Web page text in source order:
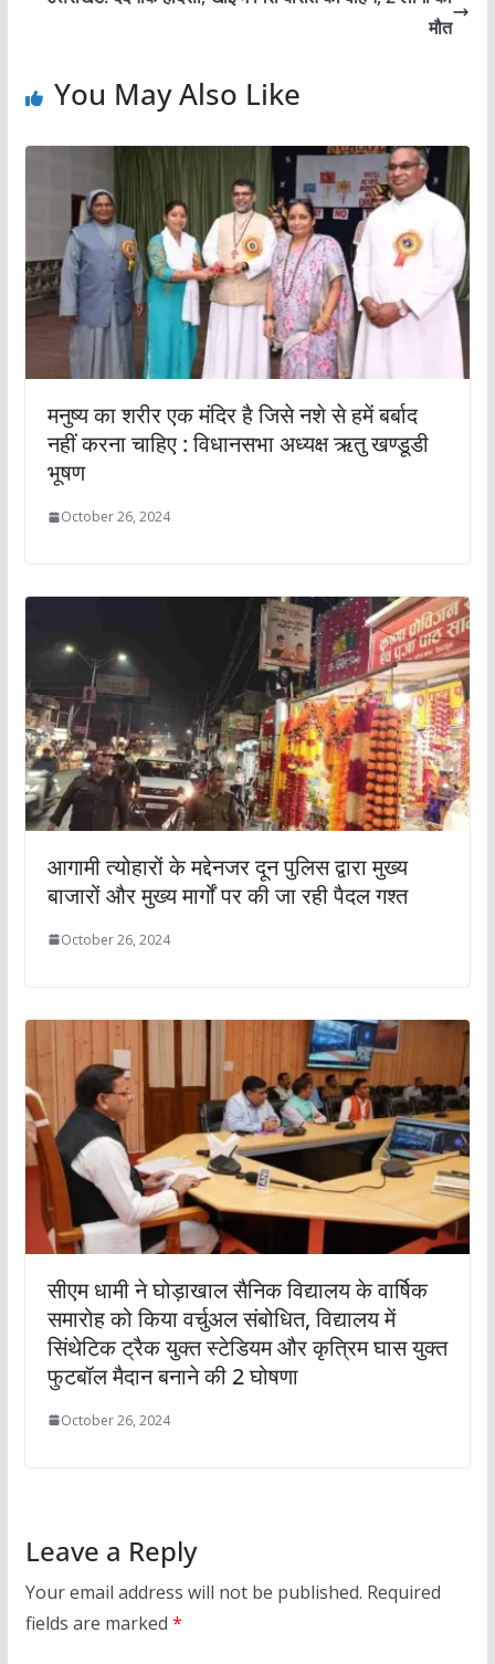
मौत
You May Also Like
मनुष्य का शरीर एक मंदिर है जिसे नशे से हमें बर्बाद
नहीं करना चाहिए : विधानसभा अध्यक्ष ऋतु खण्डूडी
भूषण
October 26, 2024
आगामी त्योहारों के मद्देनजर दून पुलिस द्वारा मुख्य
बाजारों और मुख्य मार्गों पर की जा रही पैदल गश्त
October 26, 2024
सीएम धामी ने घोड़ाखाल सैनिक विद्यालय के वार्षिक
समारोह को किया वर्चुअल संबोधित, विद्यालय में
सिंथेटिक ट्रैक युक्त स्टेडियम और कृत्रिम घास युक्त
फुटबॉल मैदान बनाने की 2 घोषणा
October 26, 2024
Leave a Reply
Your email address will not be published. Required
fields are marked *